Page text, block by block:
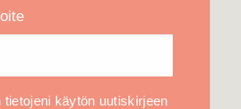
käytön uutiskirjeen